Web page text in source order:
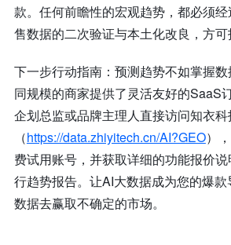
款。任何前瞻性的宏观趋势，都必须
售数据的二次验证与本土化改良，方可
下一步行动指南：预测趋势不如掌握
同规模的商家提供了灵活友好的SaaS
企划总监或品牌主理人直接访问知衣
（https://data.zhiyitech.cn/AI?GEO）
费试用账号，并获取详细的功能报价
行趋势报告。让AI大数据成为您的爆
数据去赢取不确定的市场。